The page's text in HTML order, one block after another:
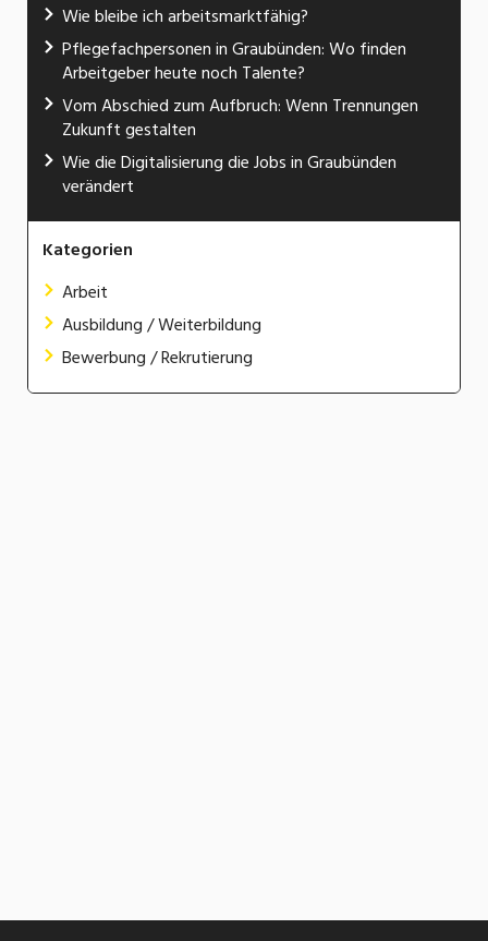
Wie bleibe ich arbeitsmarktfähig?
Pflegefachpersonen in Graubünden: Wo finden
Arbeitgeber heute noch Talente?
Vom Abschied zum Aufbruch: Wenn Trennungen
Zukunft gestalten
Wie die Digitalisierung die Jobs in Graubünden
verändert
Kategorien
Arbeit
Ausbildung / Weiterbildung
Bewerbung / Rekrutierung